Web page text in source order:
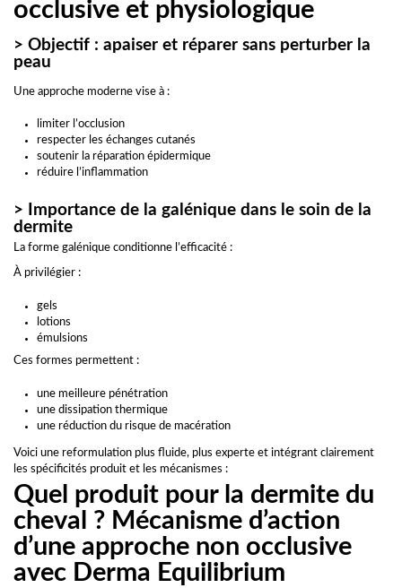
occlusive et physiologique
> Objectif : apaiser et réparer sans perturber la
peau
Une approche moderne vise à :
limiter l’occlusion
respecter les échanges cutanés
soutenir la réparation épidermique
réduire l’inflammation
> Importance de la galénique dans le soin de la
dermite
La forme galénique conditionne l’efficacité :
À privilégier :
gels
lotions
émulsions
Ces formes permettent :
une meilleure pénétration
une dissipation thermique
une réduction du risque de macération
Voici une reformulation plus fluide, plus experte et intégrant clairement
les spécificités produit et les mécanismes :
Quel produit pour la dermite du
cheval ? Mécanisme d’action
d’une approche non occlusive
avec Derma Equilibrium